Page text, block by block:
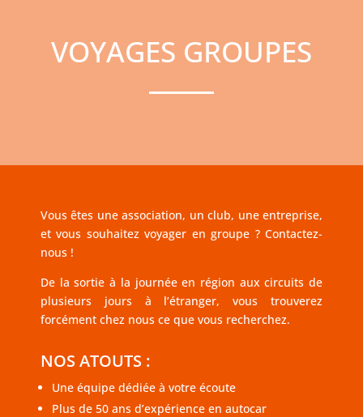
VOYAGES GROUPES
Vous êtes une association, un club, une entreprise,
et vous souhaitez voyager en groupe ? Contactez-
nous !
De la sortie à la journée en région aux circuits de
plusieurs jours à l’étranger, vous trouverez
forcément chez nous ce que vous recherchez.
NOS ATOUTS :
Une équipe dédiée à votre écoute
Plus de 50 ans d’expérience en autocar